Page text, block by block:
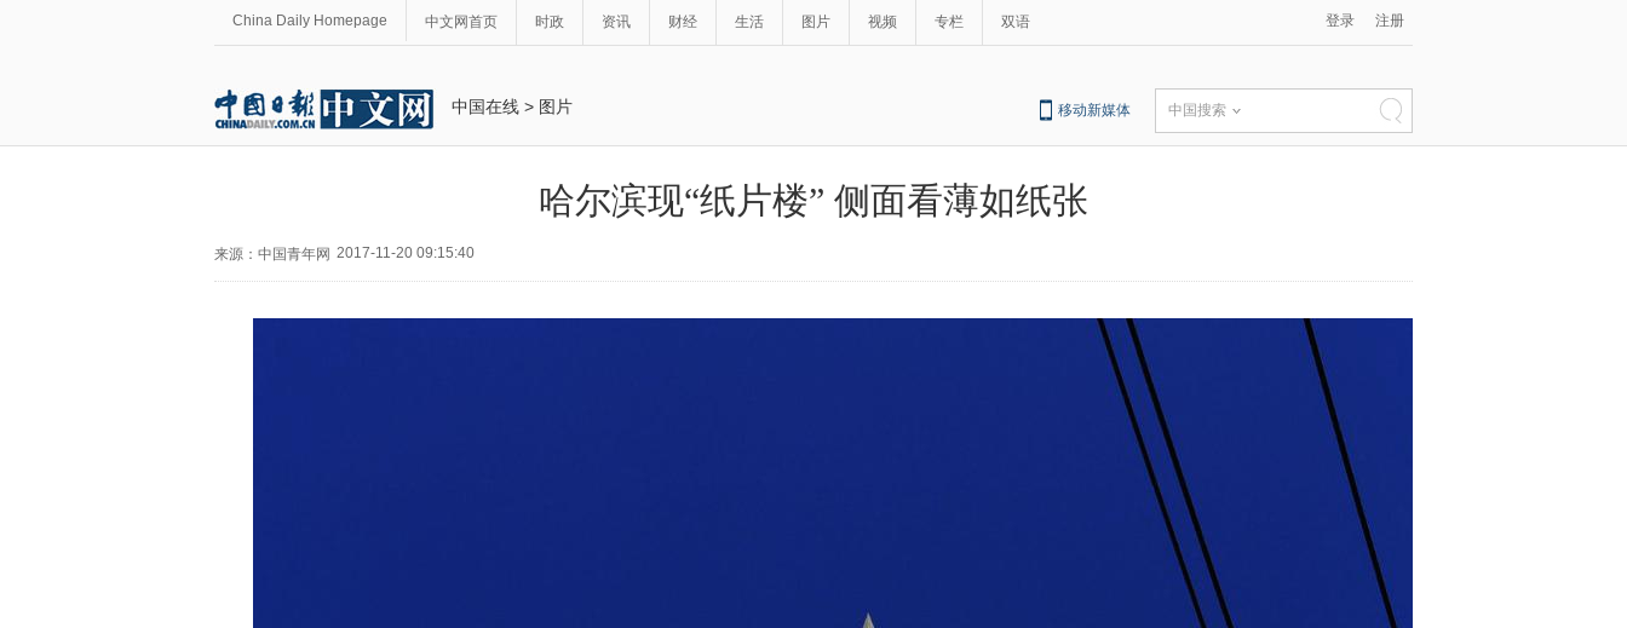
China Daily Homepage 中文网首页 时政 资讯 财经 生活 图片 视频 专栏 双语 登录 注册
中国在线 > 图片 移动新媒体 中国搜索
哈尔滨现“纸片楼” 侧面看薄如纸张
来源：中国青年网 2017-11-20 09:15:40